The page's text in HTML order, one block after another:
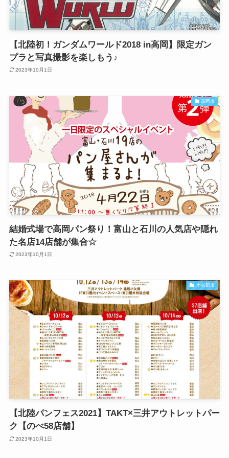
【北陸初！ガンダムワールド2018 in高岡】限定ガン
プラと写真撮影を楽しもう♪
2023年10月1日
高岡市
結婚式場で高岡パン祭り！富山と石川の人気店や隠れ
た名店14店舗が集合☆
2023年10月1日
小矢部市
【北陸パンフェス2021】TAKT×三井アウトレットパー
ク【のべ58店舗】
2023年10月1日